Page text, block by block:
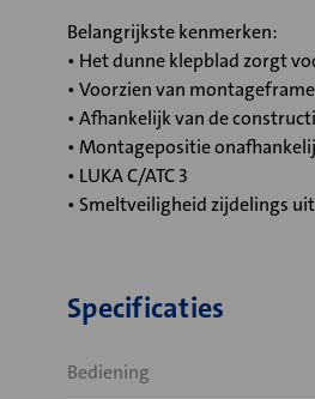
Belangrijkste kenmerken:
• Het dunne klepblad zorgt
• Voorzien van montageframe
• Afhankelijk van de
• Montagepositie
• LUKA C/ATC 3
• Smeltveiligheid zijdelings
Specificaties
Bediening